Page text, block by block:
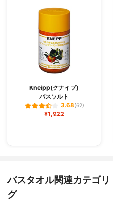
Kneipp(クナイプ)
バスソルト
3.68(62)
¥1,922
バスタオル関連カテゴ
グ